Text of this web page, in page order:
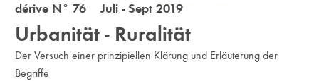
dérive N° 76 Juli - Sept 2019
Urbanität - Ruralität
Der Versuch einer prinzipiellen Klärung und Erläuterung der
Begriffe